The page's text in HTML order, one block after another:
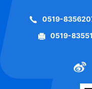
0519-
0519-